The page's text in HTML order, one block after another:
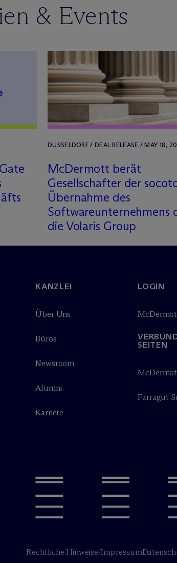
& Events
DÜSSELDORF / DEAL RELEASE / MAY 18,
McDermott berät
Gesellschafter der
Übernahme des
Softwareunternehmens
die Volaris Group
KANZLEI
Über Uns
Büros
Newsroom
Alumni
Karriere
LOGIN
Mc
SEITEN
Mc
Farragut
Rechtliche Hinweise/Impressum